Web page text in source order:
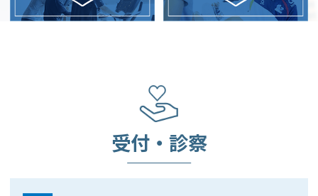
できます◆
※急患対応や混雑状
況により、ご予約の
受付・診察